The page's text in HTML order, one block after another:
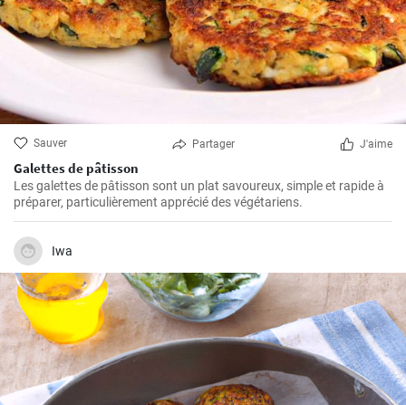
Sauver Partager J'aime
Galettes de pâtisson
Les galettes de pâtisson sont un plat savoureux, simple et rapide à
préparer, particulièrement apprécié des végétariens.
Iwa